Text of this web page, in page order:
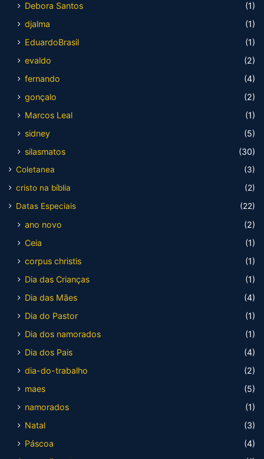
Debora Santos
(1)
djalma
(1)
EduardoBrasil
(1)
evaldo
(2)
fernando
(4)
gonçalo
(2)
Marcos Leal
(1)
sidney
(5)
silasmatos
(30)
Coletanea
(3)
cristo na bíblia
(2)
Datas Especiais
(22)
ano novo
(2)
Ceia
(1)
corpus christis
(1)
Dia das Crianças
(1)
Dia das Mães
(4)
Dia do Pastor
(1)
Dia dos namorados
(1)
Dia dos Pais
(4)
dia-do-trabalho
(2)
maes
(5)
namorados
(1)
Natal
(3)
Páscoa
(4)